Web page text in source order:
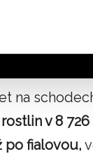
na
v 8
po fialovou,